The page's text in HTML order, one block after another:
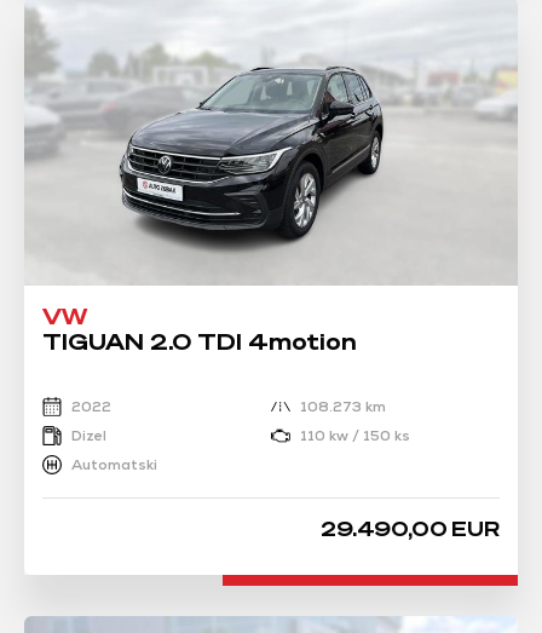
VW
TIGUAN 2.0 TDI 4motion
2022
108.273 km
Dizel
110 kw / 150 ks
Automatski
29.490,00 EUR